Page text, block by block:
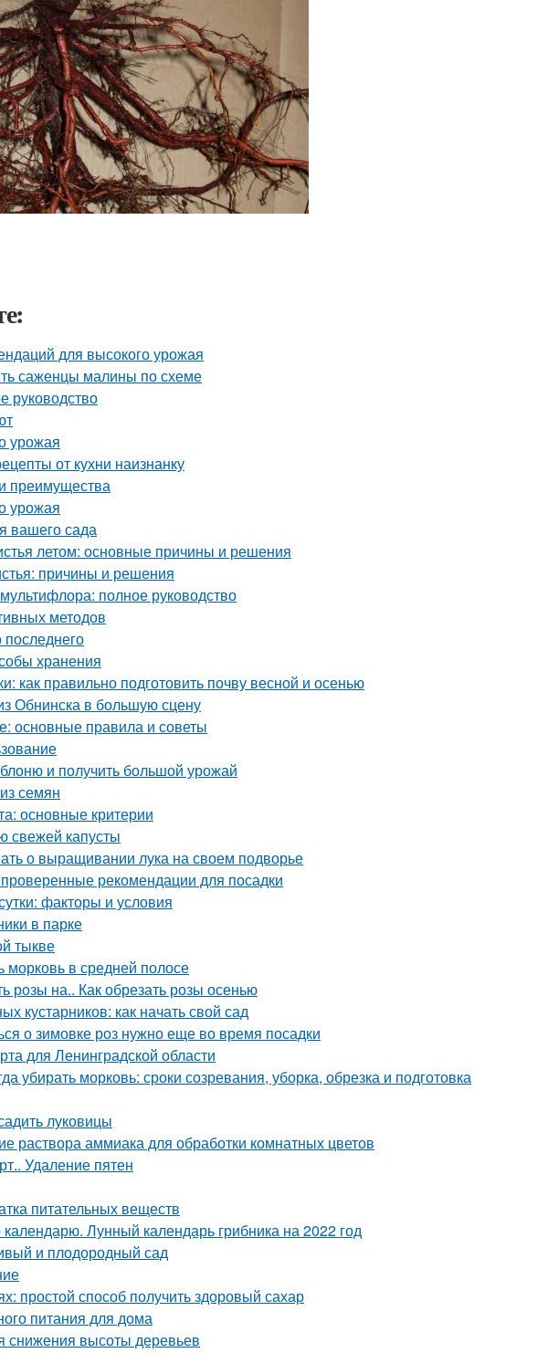
для высокого урожая
саженцы малины по схеме
руководство
урожая
от кухни наизнанку
преимущества
урожая
вашего сада
летом: основные причины и решения
причины и решения
полное руководство
методов
хранения
как правильно подготовить почву весной и осенью
Обнинска в большую сцену
основные правила и советы
и получить большой урожай
семян
основные критерии
свежей капусты
о выращивании лука на своем подворье
рекомендации для посадки
факторы и условия
в парке
тыкве
в средней полосе
розы на.. Как обрезать розы осенью
кустарников: как начать свой сад
о зимовке роз нужно еще во время посадки
для Ленинградской области
убирать морковь: сроки созревания, уборка, обрезка и подготовка
луковицы
раствора аммиака для обработки комнатных цветов
Удаление пятен
питательных веществ
Лунный календарь грибника на 2022 год
и плодородный сад
простой способ получить здоровый сахар
питания для дома
высоты деревьев